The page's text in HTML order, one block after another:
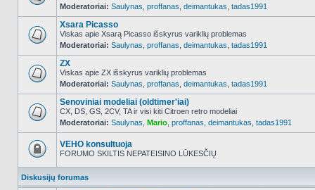
NO_UNREAD_POSTS
Moderatoriai: Saulynas proffanas deimantukas tadas1991
NO_UNREAD_POSTS
Xsara Picasso
Viskas apie Xsarą Picasso išskyrus variklių problemas
Moderatoriai: Saulynas proffanas deimantukas tadas1991
NO_UNREAD_POSTS
ZX
Viskas apie ZX išskyrus variklių problemas
Moderatoriai: Saulynas proffanas deimantukas tadas1991
NO_UNREAD_POSTS
Senoviniai modeliai (oldtimer'iai)
CX, DS, GS, 2CV, TA ir visi kiti Citroen retro modeliai
Moderatoriai: Saulynas Mario proffanas deimantukas tadas1991
užrakintas
VEHO konsultuoja
FORUMO SKILTIS NEPATEISINO LŪKESČIŲ
Diskusijų forumas